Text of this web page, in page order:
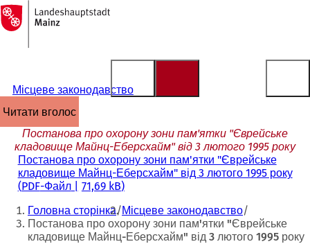
Перейти до змісту
На
головну
сторінку
Місцеве законодавство
читати вголос
Постанова про охорону зони пам'ятки "Єврейське
кладовище Майнц-Еберсхайм" від 3 лютого 1995 року
Постанова про охорону зони пам'ятки "Єврейське
кладовище Майнц-Еберсхайм" від 3 лютого 1995 року
PDF-Файл 71,69 kB
Ти
тут:
Головна сторінка Місцеве законодавство
Постанова про охорону зони пам'ятки "Єврейське
кладовище Майнц-Еберсхайм" від 3 лютого 1995 року